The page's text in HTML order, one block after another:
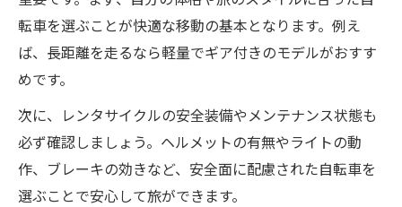
転車を選ぶことが快適な移動の基本となります。例え
ば、長距離を走るなら軽量でギア付きのモデルがおすす
めです。
次に、レンタサイクルの安全装備やメンテナンス状態も
必ず確認しましょう。ヘルメットの有無やライトの動
作、ブレーキの効きなど、安全面に配慮された自転車を
選ぶことで安心して旅ができます。